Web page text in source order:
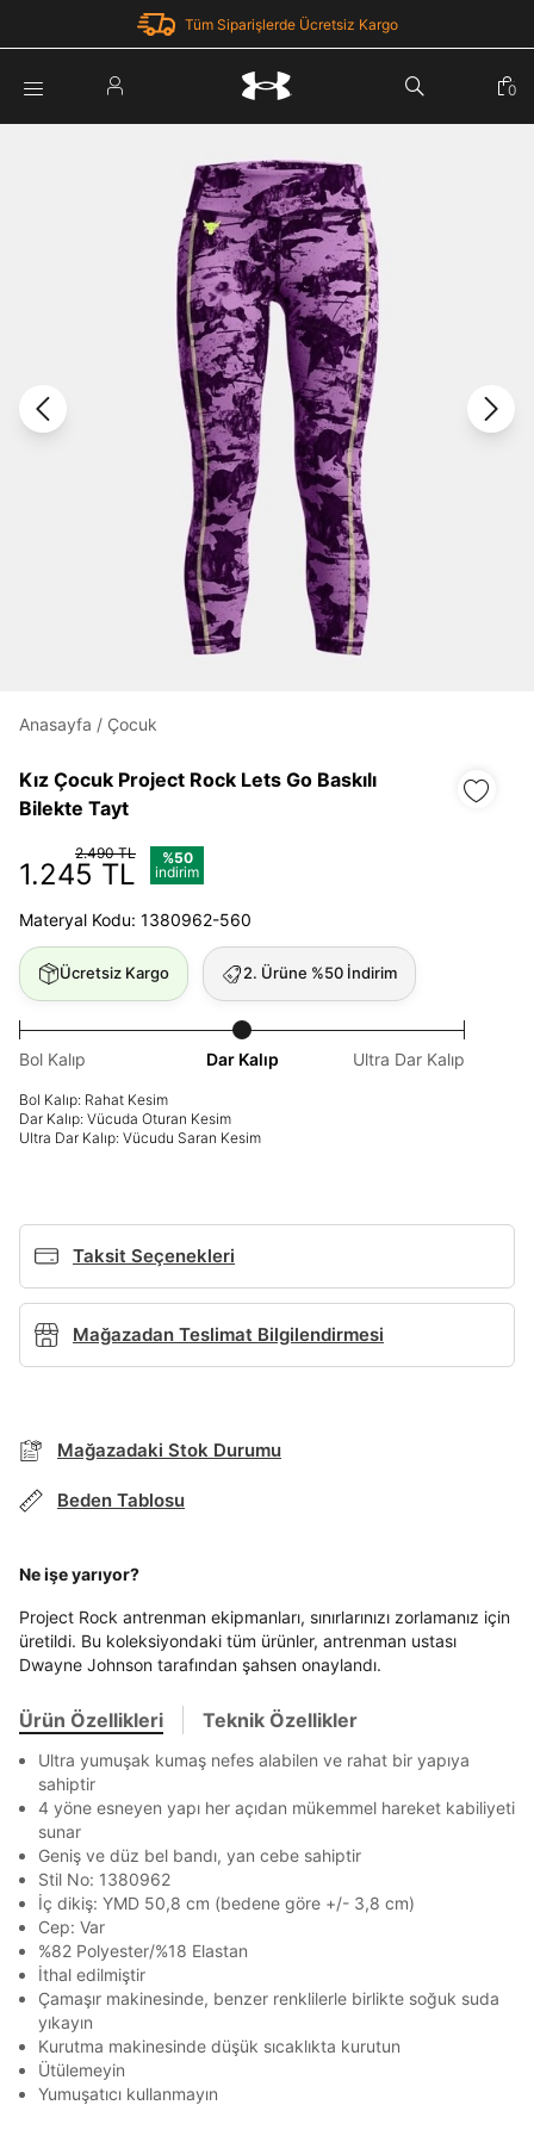
Tüm Siparişlerde Ücretsiz Kargo
Giriş Yap
Under Armour'da yeni misiniz?Kayıt Ol
Üye Olmadan Devam Et
0
Anasayfa / Çocuk
Kız Çocuk Project Rock Lets Go Baskılı
Bilekte Tayt
2.490 TL
1.245 TL
%50
indirim
Materyal Kodu: 1380962-560
Ücretsiz Kargo 2. Ürüne %50 İndirim
Bol Kalıp Dar Kalıp Ultra Dar Kalıp
Bol Kalıp: Rahat Kesim
Dar Kalıp: Vücuda Oturan Kesim
Ultra Dar Kalıp: Vücudu Saran Kesim
Taksit Seçenekleri
İşbankası Maximum 6
Akbank Axess 4
Ziraat Bankası Ziraat Bankası
QNB QNB 4
AnadoluBank
Kapat
Mağazadan Teslimat Bilgilendirmesi
Mağazadaki Stok Durumu
Beden Tablosu
Ne işe yarıyor?
Project Rock antrenman ekipmanları, sınırlarınızı zorlamanız için
üretildi. Bu koleksiyondaki tüm ürünler, antrenman ustası
Dwayne Johnson tarafından şahsen onaylandı.
Ürün Özellikleri Teknik Özellikler
Ultra yumuşak kumaş nefes alabilen ve rahat bir yapıya
sahiptir
4 yöne esneyen yapı her açıdan mükemmel hareket kabiliyeti
sunar
Geniş ve düz bel bandı, yan cebe sahiptir
Stil No: 1380962
İç dikiş: YMD 50,8 cm (bedene göre +/- 3,8 cm)
Cep: Var
%82 Polyester/%18 Elastan
İthal edilmiştir
Çamaşır makinesinde, benzer renklilerle birlikte soğuk suda
yıkayın
Kurutma makinesinde düşük sıcaklıkta kurutun
Ütülemeyin
Yumuşatıcı kullanmayın
Mağazada Bul
BEDEN TABLOSU
Stok Bildirimi
Ürün stoklara geldiğinde
bildirim göndereceğiz.
Kapat
Term Of Use
ipsum
aşağıdaki bilgileri giriniz.
E-posta Adresi *
Sipariş Numaranız *
Parola Yenileme
Parolayı Yenile
Giriş Sayfasına Dön
Zaten hesabın var mı? Giriş yap
Giriş Yap Kayıt Ol
E-posta
Şifre
göster
Ad*
Telefon Numarası*
En az 8 karakter
Bir küçük harf karakter
Bir rakam
Bir büyük harf
En az 1 özel karakter
Kişisel verileriniz
uyarınca işlenecektir. Kişisel verilerimin Doğuş
Perakende Satış Giyim ve Aksesuar Ticaret A.Ş.
tarafından ticari elektronik ileti gönderilmesi amacıyla
işlenmesini kabul ediyorum.
Sms
Çağrı Merkezi / Arama
Kişisel verilerimin Doğuş Perakende Satış Giyim ve
Aksesuar Ticaret A.Ş. bünyesinde yer alan
markalara ait ürünlerin bana özel pazarlanması ve
Doğuş Grubu şirketlerinde bulunan pazarlama
verilerimin kişiselleştirilmiş reklamcılık faaliyeti
amacıyla işlenmesini kabul ediyorum.
SMS Onay Kodu
Bilgilerinizi güncellemek için lütfen telefonunuza SMS
ile gelen kodu girerek telefon numaranızı doğrulayın.
SMS Onay Kodu
Bilgilerinizi güncellemek için lütfen telefonunuza SMS
ile gelen kodu girerek telefon numaranızı doğrulayın.